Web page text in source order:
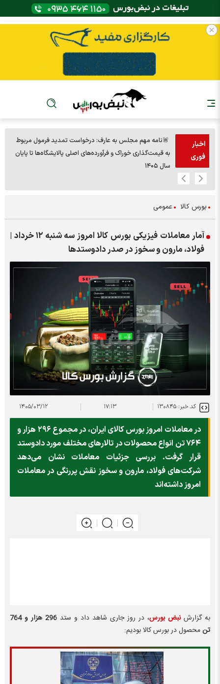
اخبار
فوری
🚨نامه مهم مجلس به عارف: درخواست تمدید فرمول مربوط
به قیمت‌گذاری خوراک و فرآورده‌های اصلی پالایشگاه‌ها تا پایان
سال ۱۴۰۵
بورس کالا عمومی
آمار معاملات فیزیکی بورس کالا امروز سه شنبه ۱۲ خرداد |
فولاد، مارون و سخوز در صدر دادوستد‌ها
کد خبر: ۱۳۰۸۴۵ ۱۷:۱۳ ۱۴۰۵/۰۳/۱۲
در معاملات امروز بورس کالای ایران، در مجموع ۲۹۶ هزار و
۷۶۴ تن انواع محصولات در تالار‌های مختلف مورد دادوستد
قرار گرفت. بررسی جزئیات معاملات نشان می‌دهد
شرکت‌های فولاد، مارون و سخوز نقش پررنگی در معاملات
امروز داشته‌اند
به گزارش نبض بورس، در روز جاری شاهد داد و ستد
296 هزار و 764
تنمحصول در بورس کالا بودیم: